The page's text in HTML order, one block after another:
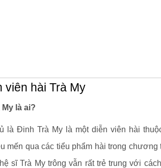
viên hài Trà My
My là ai?
là Đinh Trà My là một diễn viên hài
mến qua các tiểu phẩm hài trong chương
sĩ Trà My trông vẫn rất trẻ trung với